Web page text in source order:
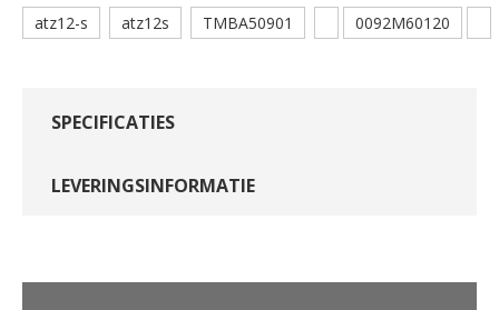
atz12-s
atz12s TMBA50901 0092M60120
SPECIFICATIES
LEVERINGSINFORMATIE